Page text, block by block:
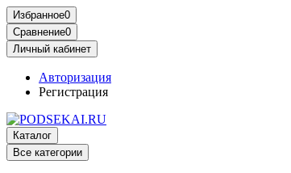
Избранное0
Сравнение0
Личный кабинет
Авторизация
Регистрация
Каталог
Все категории